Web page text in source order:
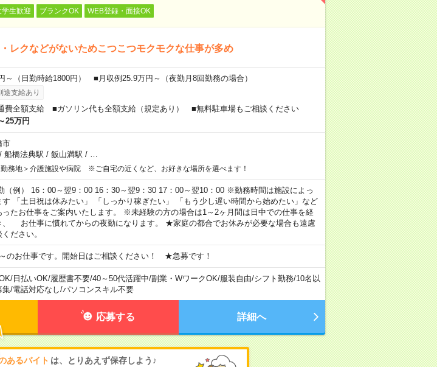
学生歓迎 ブランクOK WEB登録・面接OK
レクなどがないためこつこつモクモクな仕事が多め
～（日勤時給1800円） ■月収例25.9万円～（夜勤月8回勤務の場合）
途支給あり
費全額支給 ■ガソリン代も全額支給（規定あり） ■無料駐車場もご相談ください
25万円
市
船橋法典駅 / 飯山満駅 /
勤務地＞介護施設や病院 ※ご自宅の近くなど、お好きな場所を選べます！
（例） 16：00～翌9：00 16：30～翌9：30 17：00～翌10：00 ※勤務時間は施設によっ
す 「土日祝は休みたい」 「しっかり稼ぎたい」 「もう少し遅い時間から始めたい」など
ったお仕事をご案内いたします。 ※未経験の方の場合は1～2ヶ月間は日中での仕事を経
、 お仕事に慣れてからの夜勤になります。 ★家庭の都合でお休みが必要な場合も遠慮
ださい。
のお仕事です。開始日はご相談ください！ ★急募です！
/日払いOK/履歴書不要/40～50代活躍中/副業・WワークOK/服装自由/シフト勤務/10名以
集/電話対応なし/パソコンスキル不要
応募する 詳細へ
あるバイト は、とりあえず保存しよう♪